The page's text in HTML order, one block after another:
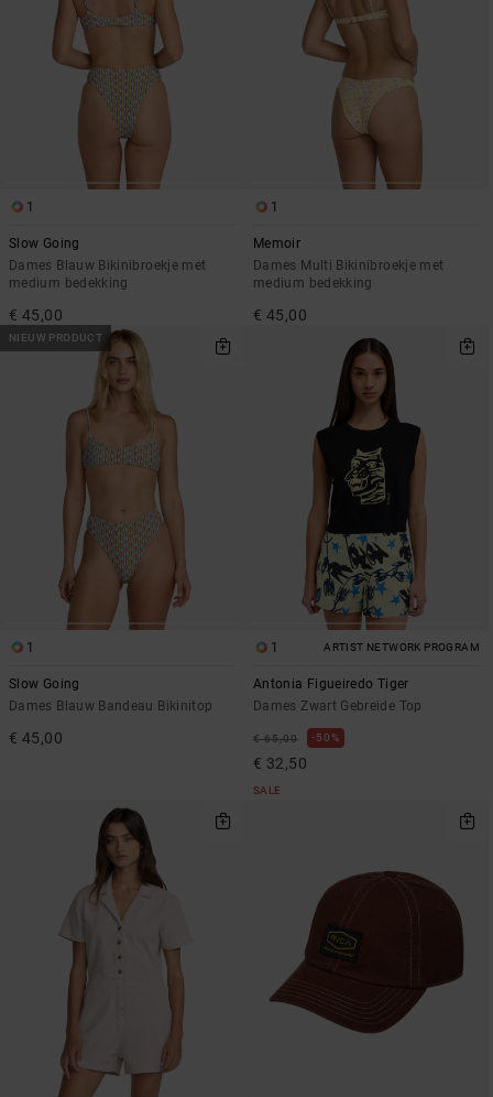
1
Slow Going
Dames Blauw Bikinibroekje met
medium bedekking
€ 45,00
1
Memoir
Dames Multi Bikinibroekje met
medium bedekking
€ 45,00
NIEUW PRODUCT
1
Slow Going
Dames Blauw Bandeau Bikinitop
€ 45,00
1 ARTIST NETWORK PROGRAM
Antonia Figueiredo Tiger
Dames Zwart Gebreide Top
€ 65,00 50%
€ 32,50
SALE